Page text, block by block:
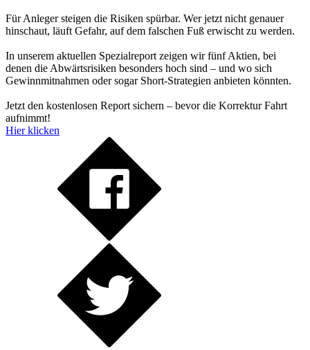
Für Anleger steigen die Risiken spürbar. Wer jetzt nicht genauer
hinschaut, läuft Gefahr, auf dem falschen Fuß erwischt zu werden.
In unserem aktuellen Spezialreport zeigen wir fünf Aktien, bei
denen die Abwärtsrisiken besonders hoch sind – und wo sich
Gewinnmitnahmen oder sogar Short-Strategien anbieten könnten.
Jetzt den kostenlosen Report sichern – bevor die Korrektur Fahrt
aufnimmt!
Hier klicken